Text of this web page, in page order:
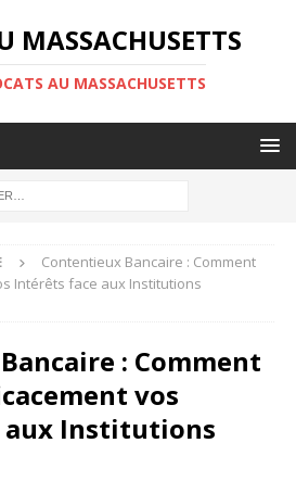
MASSACHUSETTS
AU MASSACHUSETTS
Contentieux Bancaire : Comment
Intérêts face aux Institutions
: Comment
vos
aux Institutions